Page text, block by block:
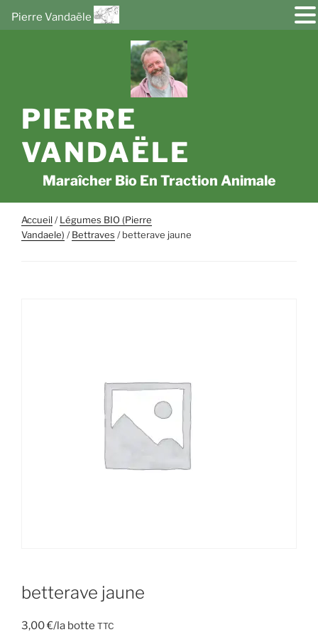
PIERRE
VANDAËLE
Maraîcher Bio En Traction Animale
Accueil/Légumes BIO (Pierre
Vandaele) /Bettraves / betterave jaune
betterave jaune
3,00€/la botte TTC
Pierre Vandaële